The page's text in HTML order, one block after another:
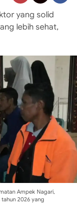
yang solid
lebih sehat,
Ampek Nagari,
2026 yang